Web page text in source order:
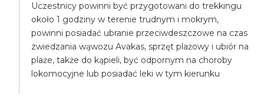
Uczestnicy powinni być przygotowani do trekkingu
około 1 godziny w terenie trudnym i mokrym,
powinni posiadać ubranie przeciwdeszczowe na czas
zwiedzania wąwozu Avakas, sprzęt plażowy i ubiór na
plaże, także do kąpieli, być odpornym na choroby
lokomocyjne lub posiadać leki w tym kierunku